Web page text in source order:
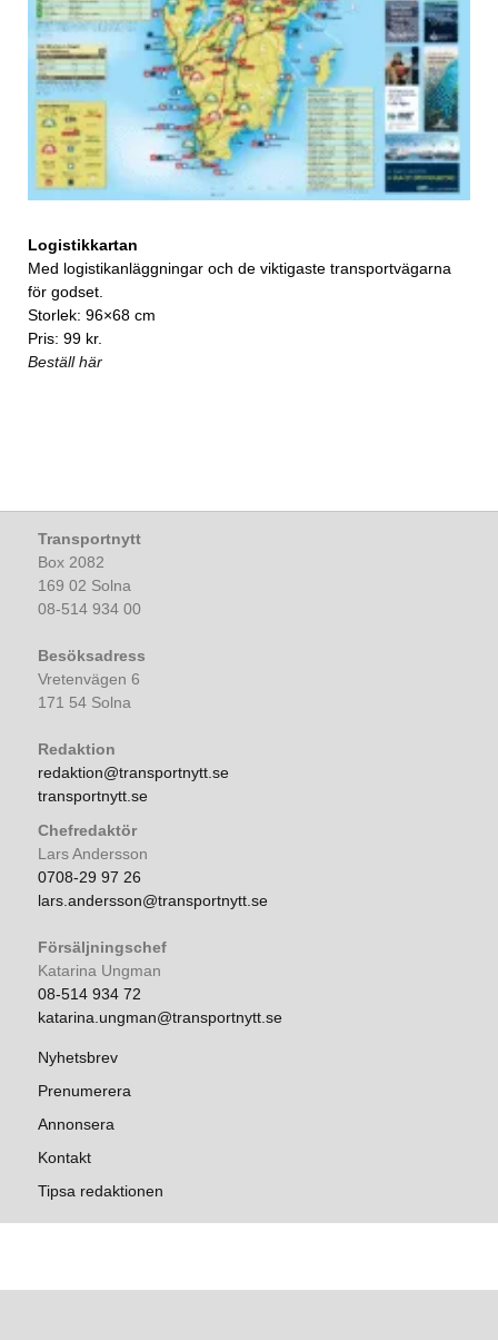
Logistikkartan
Med logistikanläggningar och de viktigaste transportvägarna
för godset.
Storlek: 96×68 cm
Pris: 99 kr.
Beställ här
Transportnytt
Box 2082
169 02 Solna
08-514 934 00
Besöksadress
Vretenvägen 6
171 54 Solna
Redaktion
redaktion@transportnytt.se
transportnytt.se
Chefredaktör
Lars Andersson
0708-29 97 26
lars.andersson@transportnytt.se
Försäljningschef
Katarina Ungman
08-514 934 72
katarina.ungman@transportnytt.se
Nyhetsbrev
Prenumerera
Annonsera
Kontakt
Tipsa redaktionen